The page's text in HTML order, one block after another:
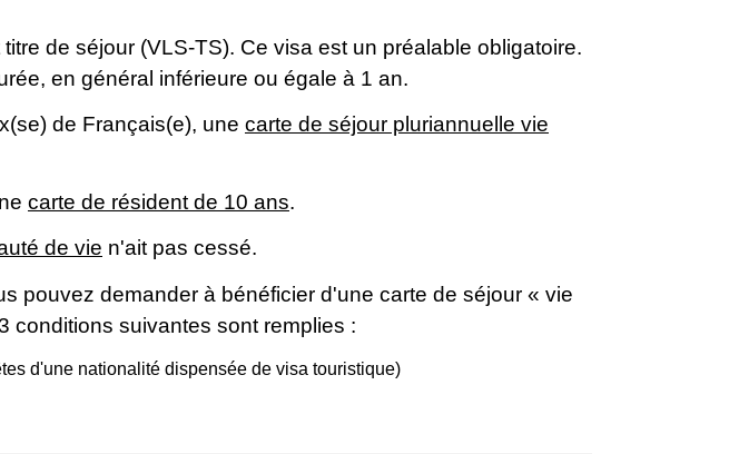
de séjour (VLS-TS). Ce visa est un préalable obligatoire.
en général inférieure ou égale à 1 an.
de Français(e), une carte de séjour pluriannuelle vie
carte de résident de 10 ans.
de vie n'ait pas cessé.
pouvez demander à bénéficier d'une carte de séjour « vie
conditions suivantes sont remplies :
d'une nationalité dispensée de visa touristique)